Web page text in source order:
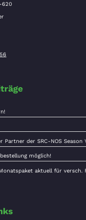
620
Partner der SRC-NOS Season
möglich!
aktuell für versch.